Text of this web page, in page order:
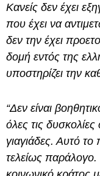
Κανείς δεν έχει
που έχει να
δεν την έχει
δομή εντός της
υποστηρίζει την
“Δεν είναι
όλες τις
γιαγιάδες. Αυτό το
τελείως